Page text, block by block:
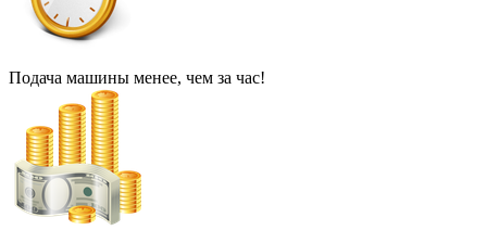
Подача машины менее, чем за час!